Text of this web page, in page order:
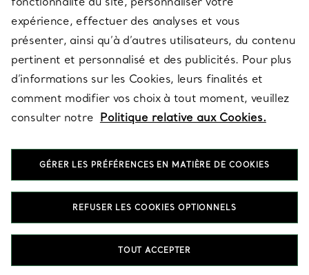
À PROPOS
QUESTIONS LÉGALES
SUIVEZ-NOUS
T&Co. 2026
expérience, effectuer des analyses et vous
présenter, ainsi qu’à d’autres utilisateurs, du contenu
pertinent et personnalisé et des publicités. Pour plus
d’informations sur les Cookies, leurs finalités et
comment modifier vos choix à tout moment, veuillez
consulter notre Politique relative aux Cookies.
GÉRER LES PRÉFÉRENCES EN MATIÈRE DE COOKIES
REFUSER LES COOKIES OPTIONNELS
TOUT ACCEPTER